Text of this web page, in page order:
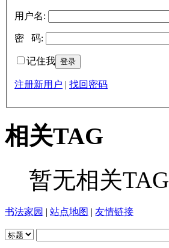
用户名:
密 码:
记住我
注册新用户 | 找回密码
相关TAG
暂无相关TAG
书法家园 | 站点地图 | 友情链接